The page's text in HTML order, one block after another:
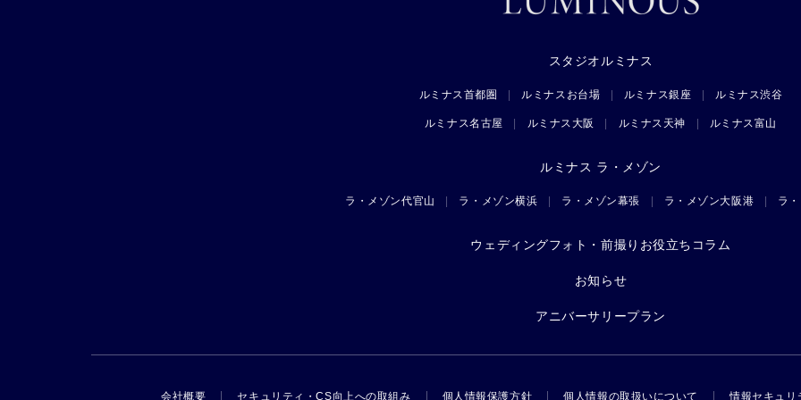
スタジオルミナス
ルミナス首都圏 ルミナスお台場 ルミナス銀座 ルミナス渋谷
ルミナス名古屋 ルミナス大阪 ルミナス天神 ルミナス富山
ルミナス ラ・メゾン
ラ・メゾン代官山 ラ・メゾン横浜 ラ・メゾン幕張 ラ・メゾン大阪港 ラ
ウェディングフォト・前撮りお役立ちコラム
お知らせ
アニバーサリープラン
会社概要 セキュリティ・CS向上への取組み 個人情報保護方針 個人情報の取扱いについて 情報セキュリ